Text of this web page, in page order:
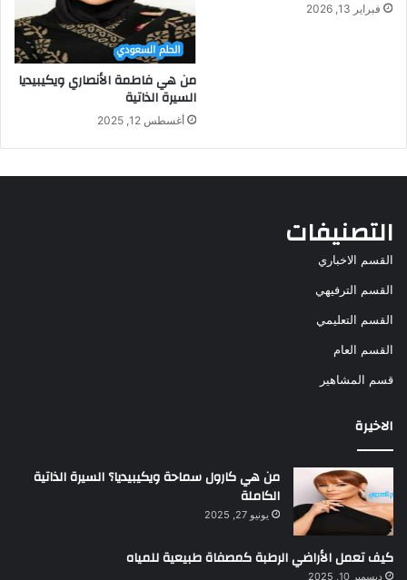
فبراير 13, 2026
من هي فاطمة الأنصاري ويكيبيديا
السيرة الذاتية
أغسطس 12, 2025
التصنيفات
القسم الاخباري
القسم الترفيهي
القسم التعليمي
القسم العام
قسم المشاهير
الاخيرة
من هي كارول سماحة ويكيبيديا؟ السيرة الذاتية
الكاملة
يونيو 27, 2025
كيف تعمل الأراضي الرطبة كمصفاة طبيعية للمياه
ديسمبر 10, 2025